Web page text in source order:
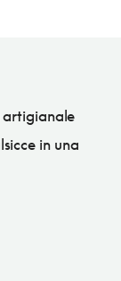
artigianale
in una